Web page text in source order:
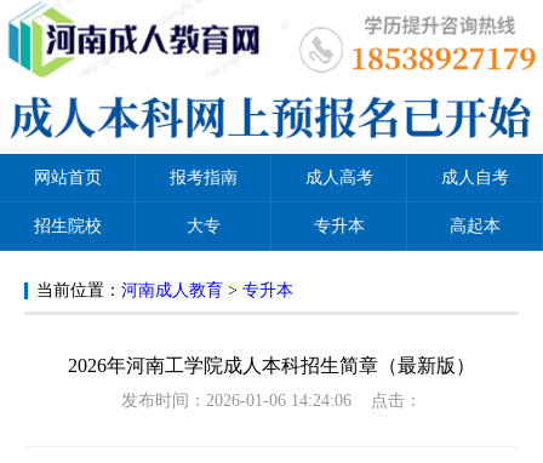
网站首页 报考指南 成人高考 成人自考
招生院校 大专 专升本 高起本
当前位置： 河南成人教育 > 专升本
2026年河南工学院成人本科招生简章（最新版）
发布时间：2026-01-06 14:24:06 点击：